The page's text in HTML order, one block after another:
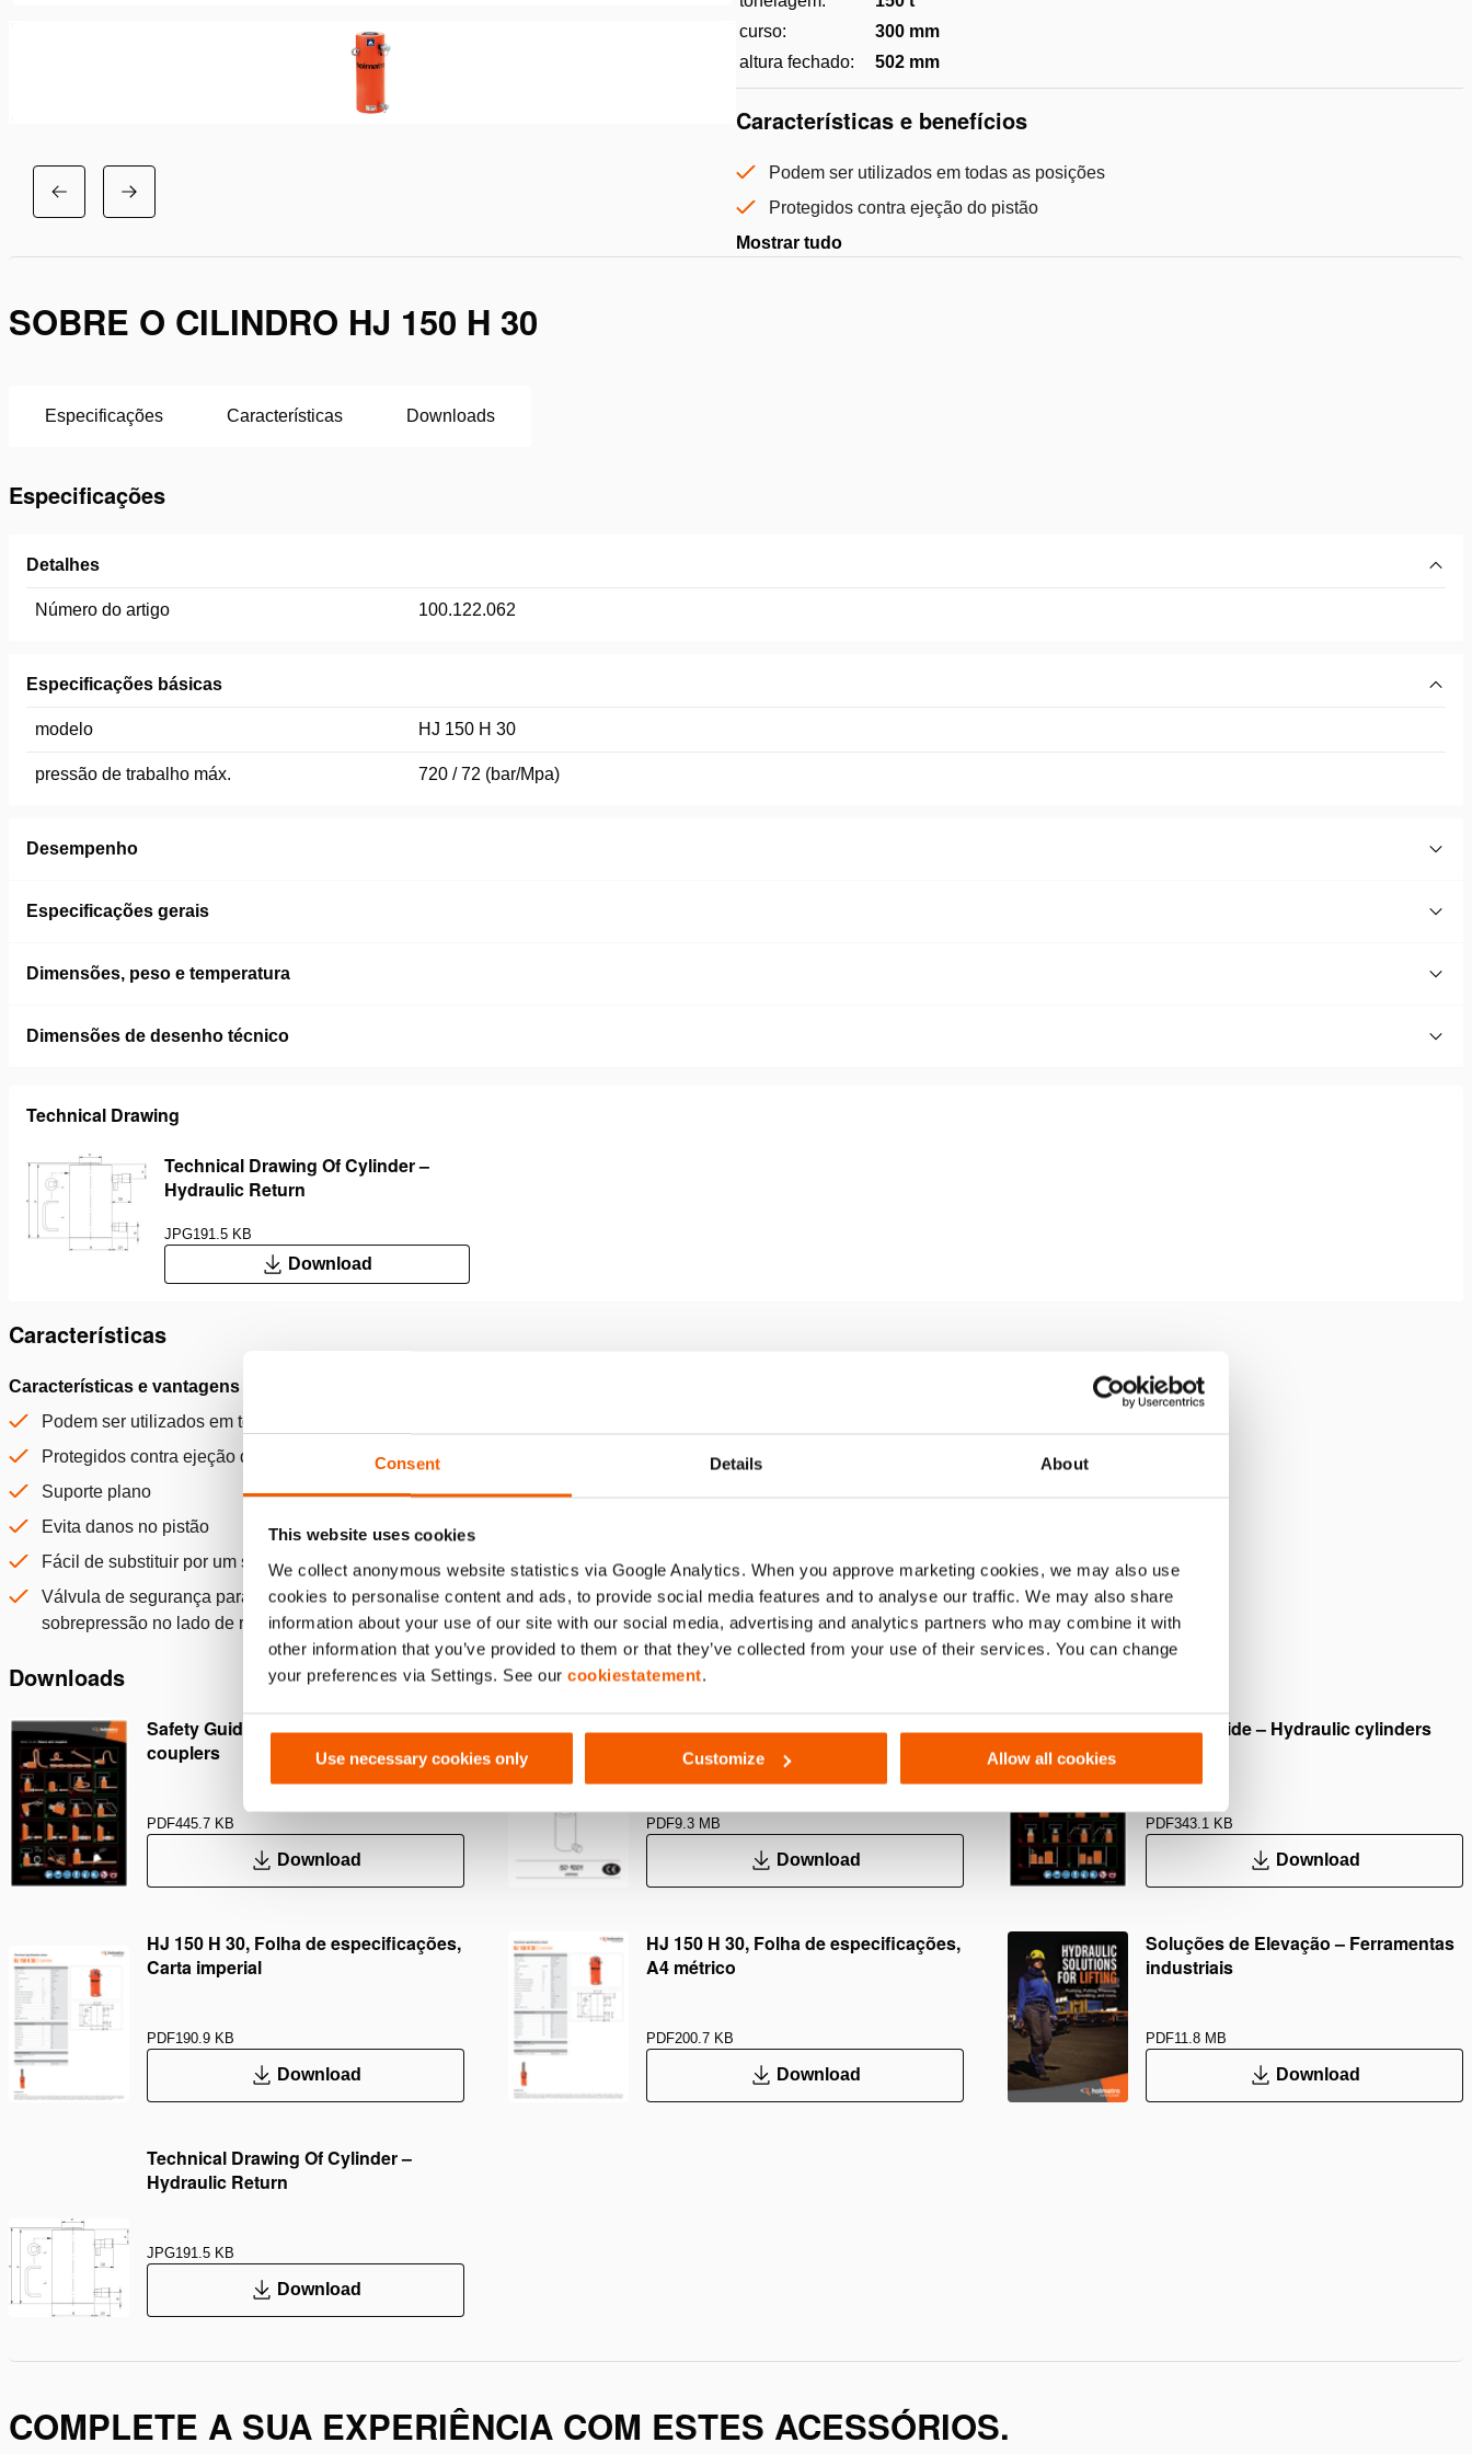
Consent Details About
This website uses cookies
We collect anonymous website statistics via Google Analytics. When you approve marketing cookies, we may also use
cookies to personalise content and ads, to provide social media features and to analyse our traffic. We may also share
information about your use of our site with our social media, advertising and analytics partners who may combine it with
other information that you’ve provided to them or that they’ve collected from your use of their services. You can change
your preferences via Settings. See our cookiestatement.
Use necessary cookies only Customize Allow all cookies
curso:
300 mm
altura fechado:
502 mm
Características e benefícios
Podem ser utilizados em todas as posições
Protegidos contra ejeção do pistão
Mostrar tudo
SOBRE O CILINDRO HJ 150 H 30
Especificações Características Downloads
Especificações
Detalhes
Número do artigo 100.122.062
Especificações básicas
modelo HJ 150 H 30
pressão de trabalho máx. 720 / 72 (bar/Mpa)
Desempenho
Especificações gerais
Dimensões, peso e temperatura
Dimensões de desenho técnico
Technical Drawing
Technical Drawing Of Cylinder –
Hydraulic Return
JPG191.5 KB
Download
Características
Características e vantagens
Podem ser utilizados em todas as posições
Protegidos contra ejeção do pistão
Suporte plano
Evita danos no pistão
Fácil de substituir por um suporte inclinado
Válvula de segurança para proteção contra
sobrepressão no lado de retorno; A418
Downloads
Safety Guide – Hydraulic hoses &
couplers
PDF445.7 KB
Download
User Manual Cylinders
PDF9.3 MB
Download
Safety Guide – Hydraulic cylinders
PDF343.1 KB
Download
HJ 150 H 30, Folha de especificações,
Carta imperial
PDF190.9 KB
Download
HJ 150 H 30, Folha de especificações,
A4 métrico
PDF200.7 KB
Download
Soluções de Elevação – Ferramentas
industriais
PDF11.8 MB
Download
Technical Drawing Of Cylinder –
Hydraulic Return
JPG191.5 KB
Download
COMPLETE A SUA EXPERIÊNCIA COM ESTES ACESSÓRIOS.